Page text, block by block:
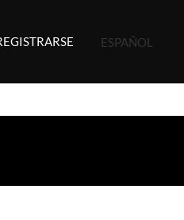
ESPAÑOL